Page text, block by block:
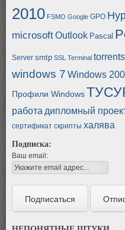
2010 FSMO Google GPO
microsoftOutlook Pascal
Server smtp SSL Terminal
windows 7 Windows
Профили Windows
работа дипломный
сертификат скрипты халява
Подписка:
Ваш email: